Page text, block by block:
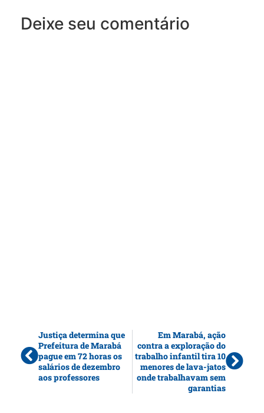
Deixe seu comentário
Justiça determina que
Prefeitura de Marabá
pague em 72 horas os
salários de dezembro
aos professores
Em Marabá, ação
contra a exploração do
trabalho infantil tira 10
menores de lava-jatos
onde trabalhavam sem
garantias